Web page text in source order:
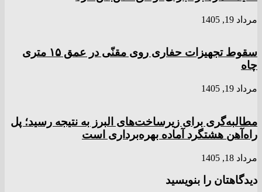
مرداد 19, 1405
سقوط تجهیزات حفاری روی مقنّی در عمق ۱۵ متری
چاه
مرداد 19, 1405
مطالبه‌گری برای زیرساخت‌های البرز به نتیجه رسید؛ پل
راه‌آهن هشتگرد آماده بهره‌برداری است
مرداد 18, 1405
دیدگاهتان را بنویسید